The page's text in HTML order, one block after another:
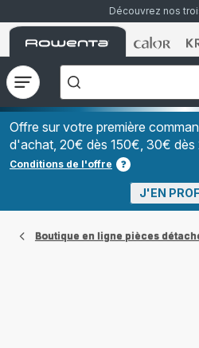
Découvrez nos
Accueil
Rowenta
Ouvrir
le
menu
recherchez-
vous
?","Aspirateurs
à
Grains","Centrales
Vapeurs","Sèche
Cheveux"]
Offre sur votre première
d'achat, 20€ dès 150€, 30€ dès
Conditions de l'offre
J'EN
Boutique en ligne pièces